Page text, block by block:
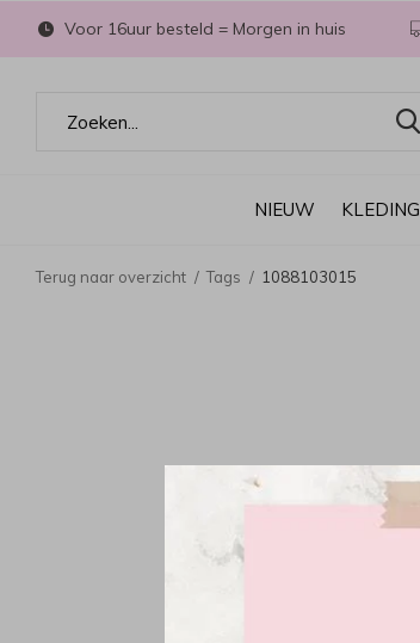
NIEUW KLEDING
Voor 16uur besteld = Morgen in huis
Terug naar overzicht Tags 1088103015